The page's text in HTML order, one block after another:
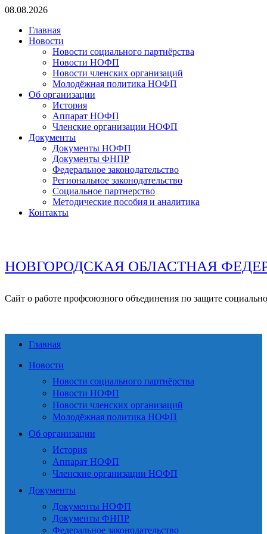
Перейти
содержимому
08.08.2026
Главная
Новости
Новости социального партнёрства
Новости НОФП
Новости членских организаций
Молодёжная политика НОФП
Об организации
История
Аппарат НОФП
Членские организации НОФП
Документы
Документы НОФП
Документы ФНПР
Федеральное законодательство
Региональное законодательство
Социальное партнерство
Методические пособия и аналитика
Контакты
НОВГОРОДСКАЯ ОБЛАСТНАЯ
Сайт о работе профсоюзного объединения по защите
Главная
Новости
Новости социального партнёрства
Новости НОФП
Новости членских организаций
Молодёжная политика НОФП
Об организации
История
Аппарат НОФП
Членские организации НОФП
Документы
Документы НОФП
Документы ФНПР
Федеральное законодательство